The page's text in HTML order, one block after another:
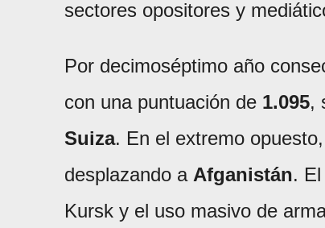
sectores opositores y
Por decimoséptimo año
con una puntuación de 1.095,
Suiza. En el extremo
desplazando a Afganistán.
Kursk y el uso masivo de